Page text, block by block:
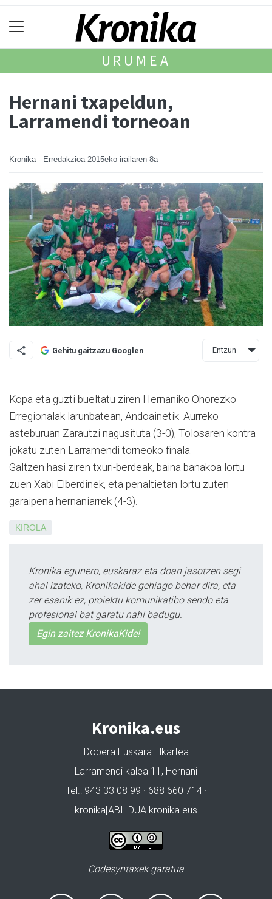
URUMEA
Hernani txapeldun,
Larramendi torneoan
Kronika - Erredakzioa 2015eko irailaren 8a
Gehitu gaitzazu Googlen Entzun
Kopa eta guzti bueltatu ziren Hernaniko Ohorezko
Erregio­na­lak larunbatean, Andoai­n­e­tik. Aurreko
asteburuan Za­rautzi nagusituta (3-0), Tolo­saren kontra
jokatu zuten Larramendi torneoko finala.
Galtzen hasi ziren txuri-berdeak, baina banakoa lortu
zuen Xabi Elberdinek, eta pe­nal­tietan lortu zuten
garaipena hernaniarrek (4-3).
KIROLA
Kronika egunero, euskaraz eta doan jasotzen segi
ahal izateko, Kronikakide gehiago behar dira, eta
zer esanik ez, proiektu komunikatibo sendo eta
profesional bat garatu nahi badugu.
Egin zaitez KronikaKide!
Kronika.eus
Dobera Euskara Elkartea
Larramendi kalea 11, Hernani
Tel.: 943 33 08 99 · 688 660 714 ·
kronika[ABILDUA]kronika.eus
Codesyntaxek garatua